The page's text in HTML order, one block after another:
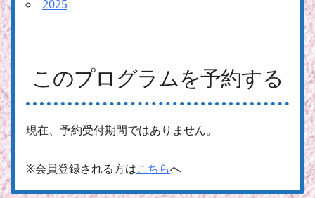
2025
このプログラムを予約する
現在、予約受付期間ではありません。
※会員登録される方はこちらへ